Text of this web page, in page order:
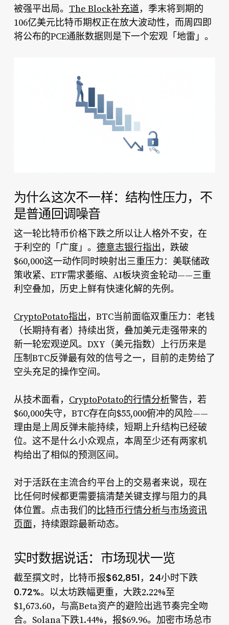
被强平出局。 The Block补充道，季末将到期的
106亿美元比特币期权正在放大波动性，而周四即
将公布的PCE通胀数据则是下一个宏观「地雷」。
为什么这次不一样：结构性压力，不
是普通回调噪音
这一轮比特币价格下跌之所以让人格外不安，在
于利空的「广度」。 德意志银行指出，跌破
$60,000这一动作同时映射出三重压力：美联储政
策收紧、ETF需求萎缩、AI板块资金轮动——三重
利空叠加，历史上鲜有快速化解的先例。
CryptoPotato指出，BTC当前面临双重压力：老钱
（长期持有者）持续出货，叠加美元走强带来的
新一轮宏观逆风。DXY（美元指数）上行历来是
压制BTC反弹最有效的信号之一，目前的走势给了
空头充足的操作空间。
从技术面看， CryptoPotato的行情分析警告，若
$60,000失守，BTC存在向$55,000俯冲的风险——
理由是上周反弹未能持续，短期上升结构已经破
位。这不是什么小众观点，本周至少还有两家机
构给出了相似的预测区间。
对于活跃在主流合约平台上的交易者来说，现在
比任何时候都更需要搞清楚关键支撑与阻力的具
体位置。点击我们的比特币行情分析与市场资讯
页面，持续跟踪最新动态。
实时数据说话：市场现状一览
截至撰文时， 比特币报$62,851，24小时下跌
0.72%。以太坊跌幅更重，大跌2.22%至
$1,673.60，与高Beta资产的避险出逃节奏完全吻
合。Solana下跌1.44%，报$69.96。加密市场总市